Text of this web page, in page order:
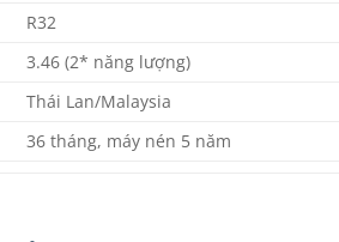
R32
3.46 (2* năng lượng)
Thái Lan/Malaysia
36 tháng, máy nén 5 năm